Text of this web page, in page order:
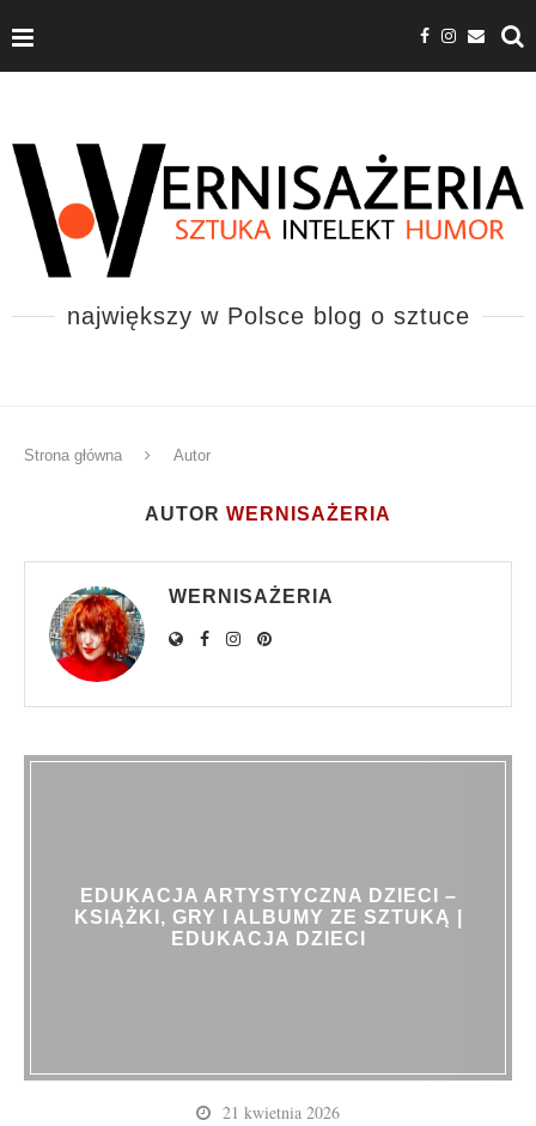
największy w Polsce blog o sztuce
Strona główna Autor
AUTOR WERNISAŻERIA
WERNISAŻERIA
EDUKACJA ARTYSTYCZNA DZIECI –
KSIĄŻKI, GRY I ALBUMY ZE SZTUKĄ |
EDUKACJA DZIECI
21 kwietnia 2026